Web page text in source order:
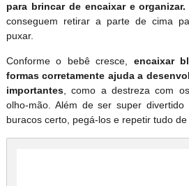
para brincar de encaixar e organizar.
conseguem retirar a parte de cima
puxar.
Conforme o bebê cresce, encaixar
formas corretamente ajuda a
importantes, como a destreza com
olho-mão. Além de ser super
buracos certo, pegá-los e repetir tudo de